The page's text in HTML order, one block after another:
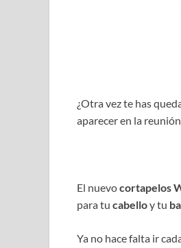
¿Otra vez te has
aparecer en la
El nuevocortapelos
para tu cabelloy tu
Ya no hace falta ir